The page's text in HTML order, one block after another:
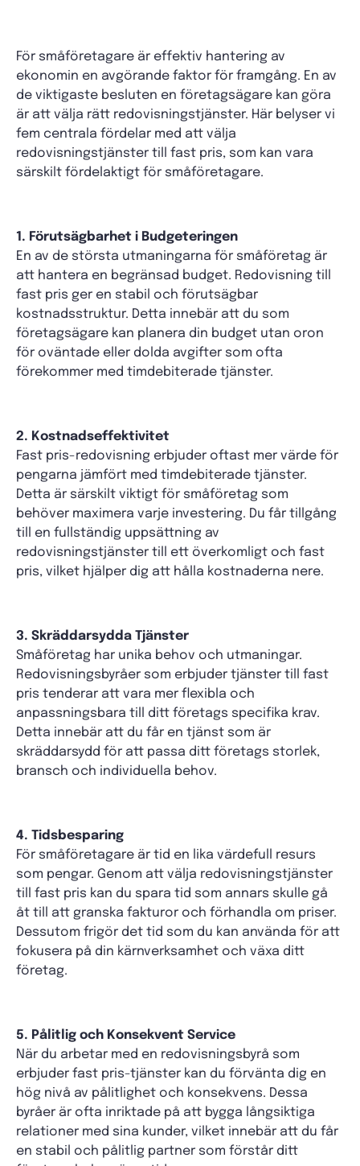
För småföretagare är effektiv hantering av
ekonomin en avgörande faktor för framgång. En av
de viktigaste besluten en företagsägare kan göra
är att välja rätt redovisningstjänster. Här belyser vi
fem centrala fördelar med att välja
redovisningstjänster till fast pris, som kan vara
särskilt fördelaktigt för småföretagare.
1. Förutsägbarhet i Budgeteringen
En av de största utmaningarna för småföretag är
att hantera en begränsad budget. Redovisning till
fast pris ger en stabil och förutsägbar
kostnadsstruktur. Detta innebär att du som
företagsägare kan planera din budget utan oron
för oväntade eller dolda avgifter som ofta
förekommer med timdebiterade tjänster.
2. Kostnadseffektivitet
Fast pris-redovisning erbjuder oftast mer värde för
pengarna jämfört med timdebiterade tjänster.
Detta är särskilt viktigt för småföretag som
behöver maximera varje investering. Du får tillgång
till en fullständig uppsättning av
redovisningstjänster till ett överkomligt och fast
pris, vilket hjälper dig att hålla kostnaderna nere.
3. Skräddarsydda Tjänster
Småföretag har unika behov och utmaningar.
Redovisningsbyråer som erbjuder tjänster till fast
pris tenderar att vara mer flexibla och
anpassningsbara till ditt företags specifika krav.
Detta innebär att du får en tjänst som är
skräddarsydd för att passa ditt företags storlek,
bransch och individuella behov.
4. Tidsbesparing
För småföretagare är tid en lika värdefull resurs
som pengar. Genom att välja redovisningstjänster
till fast pris kan du spara tid som annars skulle gå
åt till att granska fakturor och förhandla om priser.
Dessutom frigör det tid som du kan använda för att
fokusera på din kärnverksamhet och växa ditt
företag.
5. Pålitlig och Konsekvent Service
När du arbetar med en redovisningsbyrå som
erbjuder fast pris-tjänster kan du förvänta dig en
hög nivå av pålitlighet och konsekvens. Dessa
byråer är ofta inriktade på att bygga långsiktiga
relationer med sina kunder, vilket innebär att du får
en stabil och pålitlig partner som förstår ditt